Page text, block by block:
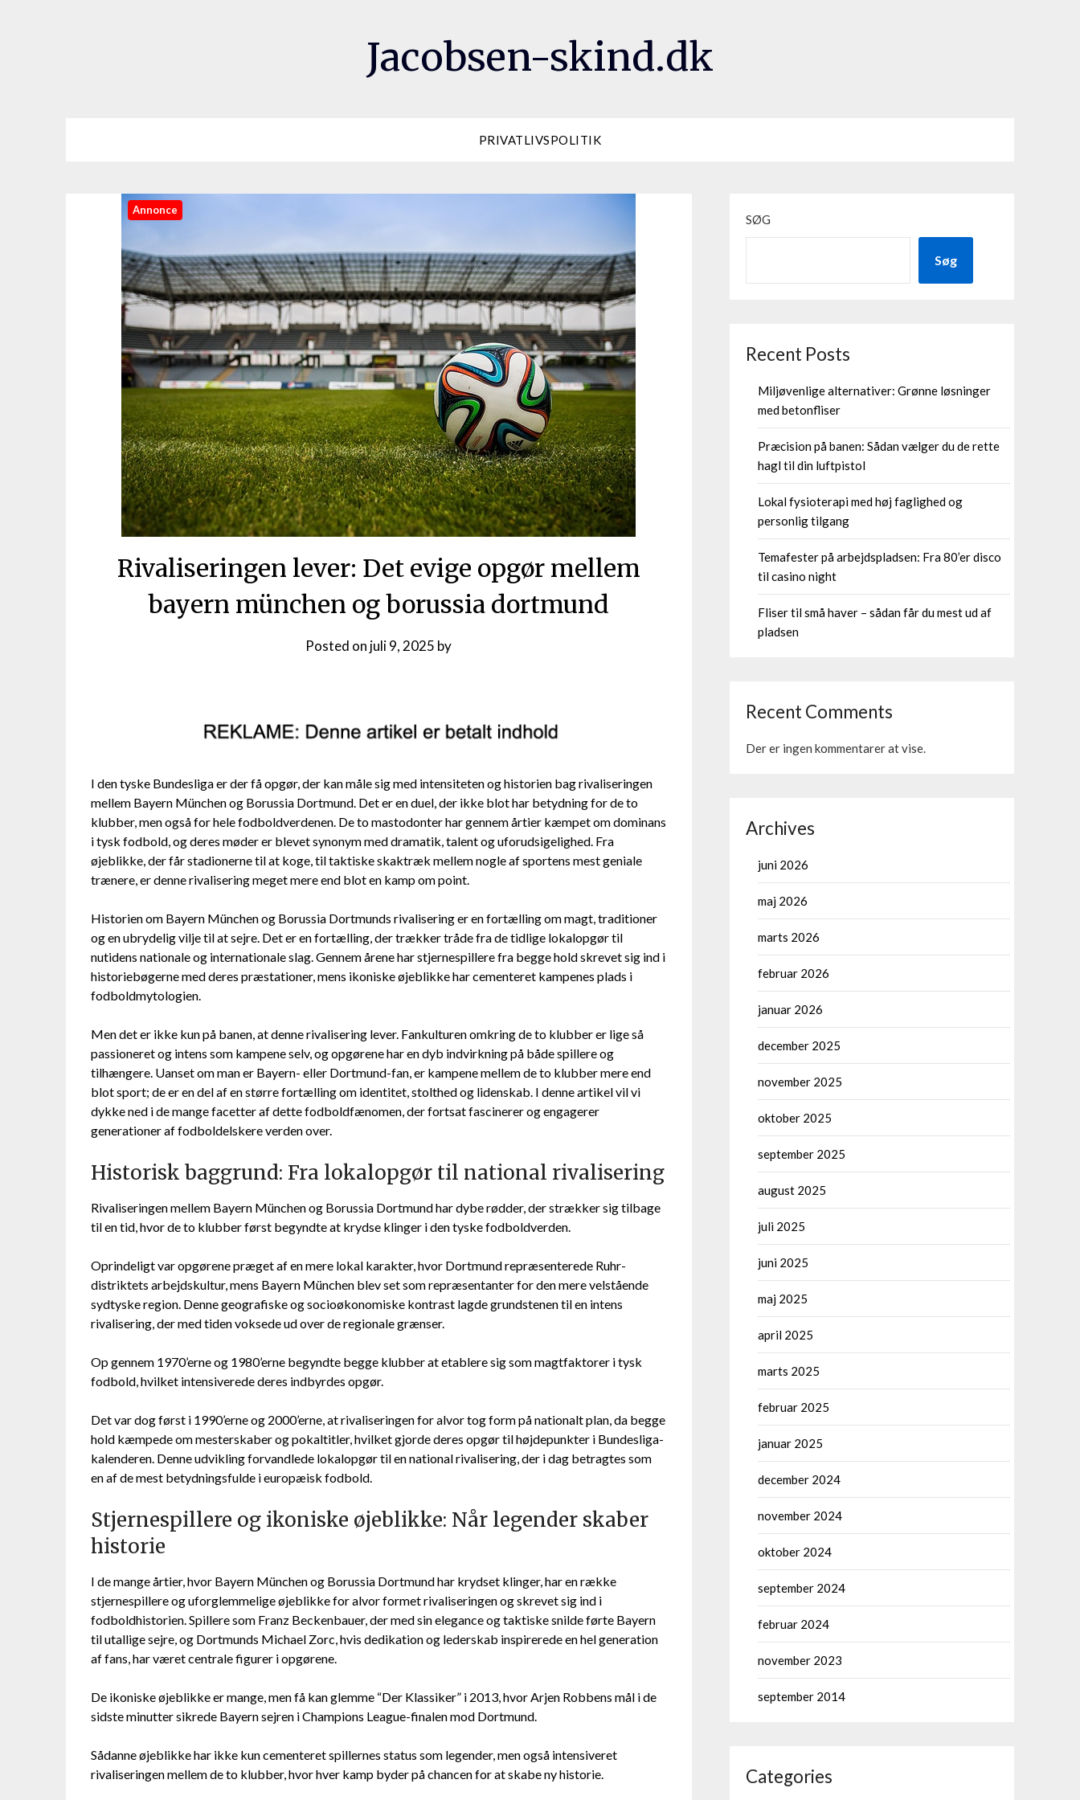
Jacobsen-skind.dk
PRIVATLIVSPOLITIK
Annonce
Rivaliseringen lever: Det evige opgør mellem
bayern münchen og borussia dortmund
Posted on juli 9, 2025 by
I den tyske Bundesliga er der få opgør, der kan måle sig med intensiteten og historien bag rivaliseringen
mellem Bayern München og Borussia Dortmund. Det er en duel, der ikke blot har betydning for de to
klubber, men også for hele fodboldverdenen. De to mastodonter har gennem årtier kæmpet om dominans
i tysk fodbold, og deres møder er blevet synonym med dramatik, talent og uforudsigelighed. Fra
øjeblikke, der får stadionerne til at koge, til taktiske skaktræk mellem nogle af sportens mest geniale
trænere, er denne rivalisering meget mere end blot en kamp om point.
Historien om Bayern München og Borussia Dortmunds rivalisering er en fortælling om magt, traditioner
og en ubrydelig vilje til at sejre. Det er en fortælling, der trækker tråde fra de tidlige lokalopgør til
nutidens nationale og internationale slag. Gennem årene har stjernespillere fra begge hold skrevet sig ind i
historiebøgerne med deres præstationer, mens ikoniske øjeblikke har cementeret kampenes plads i
fodboldmytologien.
Men det er ikke kun på banen, at denne rivalisering lever. Fankulturen omkring de to klubber er lige så
passioneret og intens som kampene selv, og opgørene har en dyb indvirkning på både spillere og
tilhængere. Uanset om man er Bayern- eller Dortmund-fan, er kampene mellem de to klubber mere end
blot sport; de er en del af en større fortælling om identitet, stolthed og lidenskab. I denne artikel vil vi
dykke ned i de mange facetter af dette fodboldfænomen, der fortsat fascinerer og engagerer
generationer af fodboldelskere verden over.
Historisk baggrund: Fra lokalopgør til national rivalisering
Rivaliseringen mellem Bayern München og Borussia Dortmund har dybe rødder, der strækker sig tilbage
til en tid, hvor de to klubber først begyndte at krydse klinger i den tyske fodboldverden.
Oprindeligt var opgørene præget af en mere lokal karakter, hvor Dortmund repræsenterede Ruhr-
distriktets arbejdskultur, mens Bayern München blev set som repræsentanter for den mere velstående
sydtyske region. Denne geografiske og socioøkonomiske kontrast lagde grundstenen til en intens
rivalisering, der med tiden voksede ud over de regionale grænser.
Op gennem 1970’erne og 1980’erne begyndte begge klubber at etablere sig som magtfaktorer i tysk
fodbold, hvilket intensiverede deres indbyrdes opgør.
Det var dog først i 1990’erne og 2000’erne, at rivaliseringen for alvor tog form på nationalt plan, da begge
hold kæmpede om mesterskaber og pokaltitler, hvilket gjorde deres opgør til højdepunkter i Bundesliga-
kalenderen. Denne udvikling forvandlede lokalopgør til en national rivalisering, der i dag betragtes som
en af de mest betydningsfulde i europæisk fodbold.
Stjernespillere og ikoniske øjeblikke: Når legender skaber
historie
I de mange årtier, hvor Bayern München og Borussia Dortmund har krydset klinger, har en række
stjernespillere og uforglemmelige øjeblikke for alvor formet rivaliseringen og skrevet sig ind i
fodboldhistorien. Spillere som Franz Beckenbauer, der med sin elegance og taktiske snilde førte Bayern
til utallige sejre, og Dortmunds Michael Zorc, hvis dedikation og lederskab inspirerede en hel generation
af fans, har været centrale figurer i opgørene.
De ikoniske øjeblikke er mange, men få kan glemme “Der Klassiker” i 2013, hvor Arjen Robbens mål i de
sidste minutter sikrede Bayern sejren i Champions League-finalen mod Dortmund.
Sådanne øjeblikke har ikke kun cementeret spillernes status som legender, men også intensiveret
rivaliseringen mellem de to klubber, hvor hver kamp byder på chancen for at skabe ny historie.
SØG
Søg
Recent Posts
Miljøvenlige alternativer: Grønne løsninger
med betonfliser
Præcision på banen: Sådan vælger du de rette
hagl til din luftpistol
Lokal fysioterapi med høj faglighed og
personlig tilgang
Temafester på arbejdspladsen: Fra 80’er disco
til casino night
Fliser til små haver – sådan får du mest ud af
pladsen
Recent Comments
Der er ingen kommentarer at vise.
Archives
juni 2026
maj 2026
marts 2026
februar 2026
januar 2026
december 2025
november 2025
oktober 2025
september 2025
august 2025
juli 2025
juni 2025
maj 2025
april 2025
marts 2025
februar 2025
januar 2025
december 2024
november 2024
oktober 2024
september 2024
februar 2024
november 2023
september 2014
Categories